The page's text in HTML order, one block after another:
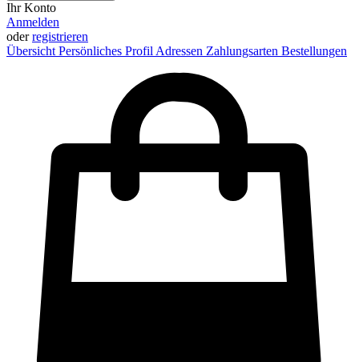
Ihr Konto
Anmelden
oderregistrieren
Übersicht Persönliches Profil Adressen Zahlungsarten Bestellungen